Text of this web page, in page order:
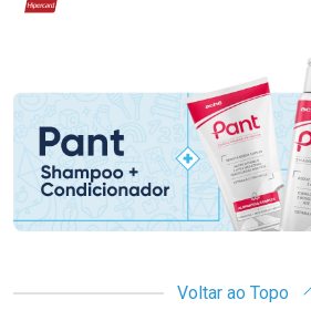
Promoção em Destaque
Voltar ao Topo